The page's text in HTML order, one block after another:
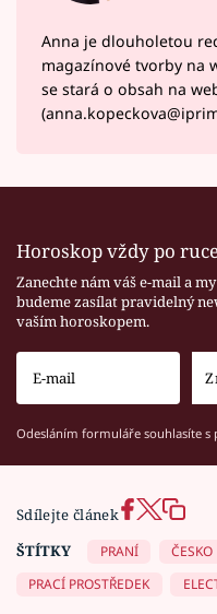
Anna je dlouholetou
magazínové tvorby na
se stará o obsah na
Horoskop vždy po
Zanechte nám váš e-mail a
budeme zasílat pravidelný
vaším horoskopem.
Odesláním formuláře souhlasíte s
Sdílejte článek
ŠTÍTKY
PRANÍ ČESKO
PRACÍ PROSTŘEDEK